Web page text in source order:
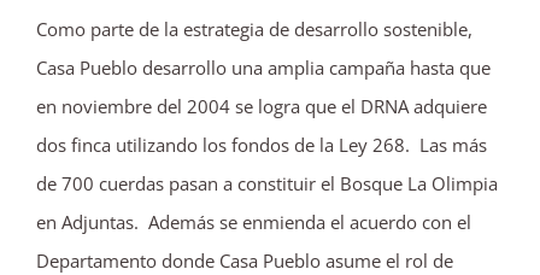
Como parte de la estrategia de desarrollo sostenible,
Casa Pueblo desarrollo una amplia campaña hasta que
en noviembre del 2004 se logra que el DRNA adquiere
dos finca utilizando los fondos de la Ley 268. Las más
de 700 cuerdas pasan a constituir el Bosque La Olimpia
en Adjuntas. Además se enmienda el acuerdo con el
Departamento donde Casa Pueblo asume el rol de